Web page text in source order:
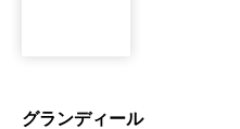
グランディール